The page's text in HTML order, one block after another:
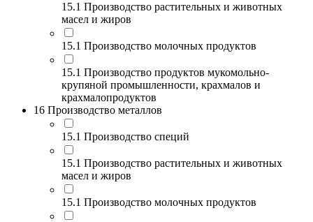
15.1 Производство растительных и животных
масел и жиров
15.1 Производство молочных продуктов
15.1 Производство продуктов мукомольно-
крупяной промышленности, крахмалов и
крахмалопродуктов
16 Производство металлов
15.1 Производство специй
15.1 Производство растительных и животных
масел и жиров
15.1 Производство молочных продуктов